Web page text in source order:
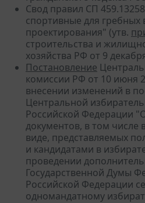
Свод правил СП
спортивные для гребных
проектирования" (утв.
строительства и
хозяйства РФ от 9
Постановление
комиссии РФ от 10 июня
внесении изменений в
Центральной
Российской Федерации
документов, в том
виде, представляемых
и кандидатами в
проведении
Государственной Думы
Российской Федерации
одномандатному